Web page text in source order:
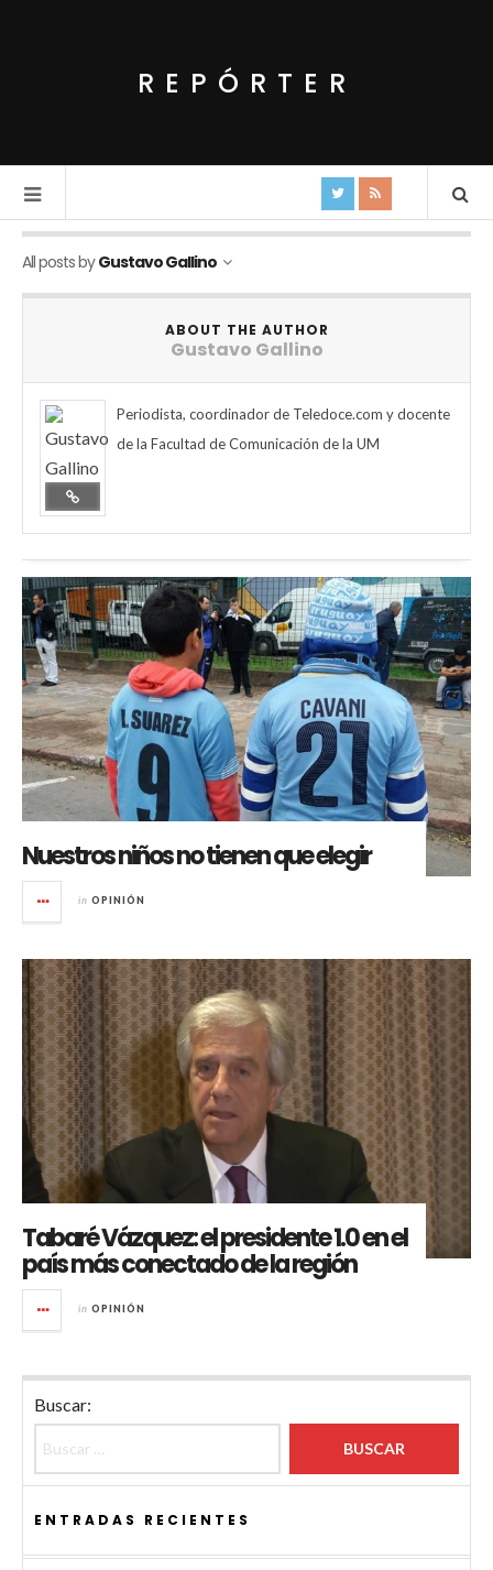
REPÓRTER
All posts byGustavo Gallino
ABOUT THE AUTHOR
Gustavo Gallino
Periodista, coordinador de Teledoce.com y docente
de la Facultad de Comunicación de la UM
Nuestros niños no tienen que elegir
in OPINIÓN
Tabaré Vázquez: el presidente 1.0 en el
país más conectado de la región
in OPINIÓN
Buscar:
ENTRADAS RECIENTES